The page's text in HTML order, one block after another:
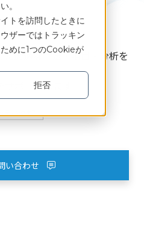
。
トを訪問したときに
ザーではトラッキン
めに1つのCookieが
拒否
ーチ全般
最適な手法・項目・分析を
ポートします
い合わせ